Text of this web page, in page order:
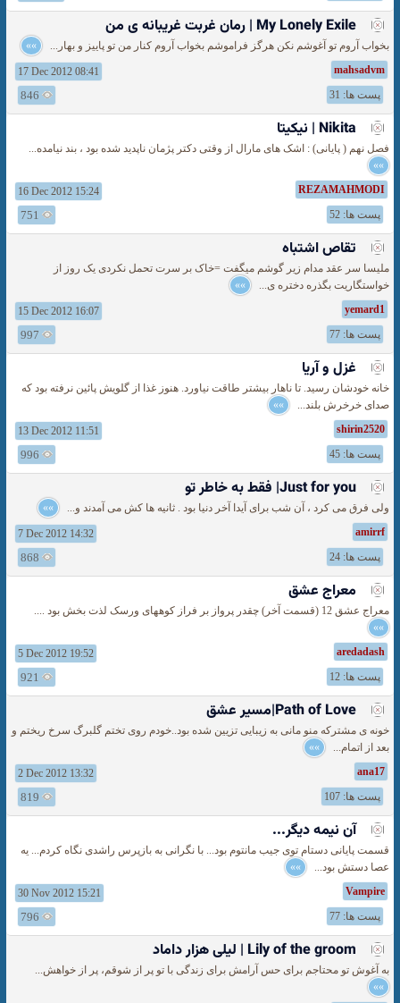
My Lonely Exile | رمان غربت غریبانه ی من
بخواب آروم تو آغوشم نکن هرگز فراموشم بخواب آروم کنار من تو پاییز و بهار... »»
mahsadvm
17 Dec 2012 08:41
پست ها: 31
846
Nikita | نیكیتا
فصل نهم ( پایانی) : اشک های مارال از وقتی دکتر پژمان ناپدید شده بود ، بند نیامده...
»»
REZAMAHMODI
16 Dec 2012 15:24
پست ها: 52
751
تقاص اشتباه
ملیسا سر عقد مدام زیر گوشم میگفت =خاک بر سرت تحمل نکردی یک روز از
خواستگاریت بگذره دختره ی... »»
yemard1
15 Dec 2012 16:07
پست ها: 77
997
غزل و آریا
خانه خودشان رسید. تا ناهار بیشتر طاقت نیاورد. هنوز غذا از گلویش پائین نرفته بود که
صدای خرخرش بلند... »»
shirin2520
13 Dec 2012 11:51
پست ها: 45
996
Just for you| فقط به خاطر تو
ولی فرق می کرد ، آن شب برای آیدا آخر دنیا بود . ثانیه ها کش می آمدند و... »»
amirrf
7 Dec 2012 14:32
پست ها: 24
868
معراج عشق
معراج عشق 12 (قسمت آخر) چقدر پرواز بر فراز کوههای ورسک لذت بخش بود ....
»»
aredadash
5 Dec 2012 19:52
پست ها: 12
921
Path of Love|مسیر عشق
خونه ی مشترکه منو مانی به زیبایی تزیین شده بود..خودم روی تختم گلبرگ سرخ ریختم و
بعد از اتمام... »»
ana17
2 Dec 2012 13:32
پست ها: 107
819
آن نیمه دیگر...
قسمت پایانی دستام توی جیب مانتوم بود... با نگرانی به بازپرس راشدی نگاه کردم... یه
عصا دستش بود... »»
Vampire
30 Nov 2012 15:21
پست ها: 77
796
Lily of the groom | لیلی هزار داماد
به آغوش تو محتاجم برای حس آرامش برای زندگی با تو پر از شوقم، پر از خواهش...
»»